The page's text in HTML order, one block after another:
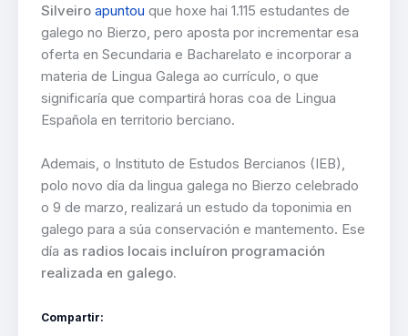
Silveiro apuntou que hoxe hai 1.115 estudantes de
galego no Bierzo, pero aposta por incrementar esa
oferta en Secundaria e Bacharelato e incorporar a
materia de Lingua Galega ao currículo, o que
significaría que compartirá horas coa de Lingua
Española en territorio berciano.
Ademais, o Instituto de Estudos Bercianos (IEB),
polo novo día da lingua galega no Bierzo celebrado
o 9 de marzo, realizará un estudo da toponimia en
galego para a súa conservación e mantemento. Ese
día as radios locais incluíron programación
realizada en galego.
Compartir: